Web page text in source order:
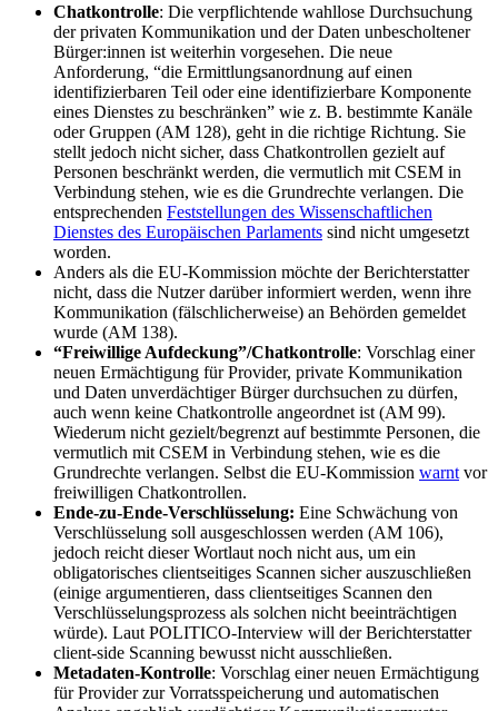
Chatkontrolle: Die verpflichtende wahllose Durchsuchung
der privaten Kommunikation und der Daten unbescholtener
Bürger:innen ist weiterhin vorgesehen. Die neue
Anforderung, “die Ermittlungsanordnung auf einen
identifizierbaren Teil oder eine identifizierbare Komponente
eines Dienstes zu beschränken” wie z. B. bestimmte Kanäle
oder Gruppen (AM 128), geht in die richtige Richtung. Sie
stellt jedoch nicht sicher, dass Chatkontrollen gezielt auf
Personen beschränkt werden, die vermutlich mit CSEM in
Verbindung stehen, wie es die Grundrechte verlangen. Die
entsprechenden Feststellungen des Wissenschaftlichen
Dienstes des Europäischen Parlaments sind nicht umgesetzt
worden.
Anders als die EU-Kommission möchte der Berichterstatter
nicht, dass die Nutzer darüber informiert werden, wenn ihre
Kommunikation (fälschlicherweise) an Behörden gemeldet
wurde (AM 138).
“Freiwillige Aufdeckung”/Chatkontrolle: Vorschlag einer
neuen Ermächtigung für Provider, private Kommunikation
und Daten unverdächtiger Bürger durchsuchen zu dürfen,
auch wenn keine Chatkontrolle angeordnet ist (AM 99).
Wiederum nicht gezielt/begrenzt auf bestimmte Personen, die
vermutlich mit CSEM in Verbindung stehen, wie es die
Grundrechte verlangen. Selbst die EU-Kommission warnt vor
freiwilligen Chatkontrollen.
Ende-zu-Ende-Verschlüsselung: Eine Schwächung von
Verschlüsselung soll ausgeschlossen werden (AM 106),
jedoch reicht dieser Wortlaut noch nicht aus, um ein
obligatorisches clientseitiges Scannen sicher auszuschließen
(einige argumentieren, dass clientseitiges Scannen den
Verschlüsselungsprozess als solchen nicht beeinträchtigen
würde). Laut POLITICO-Interview will der Berichterstatter
client-side Scanning bewusst nicht ausschließen.
Metadaten-Kontrolle: Vorschlag einer neuen Ermächtigung
für Provider zur Vorratsspeicherung und automatischen